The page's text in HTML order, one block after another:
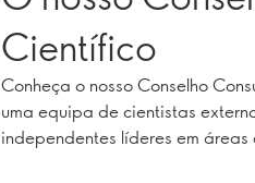
Científico
Conheça o nosso Conselho
uma equipa de cientistas
independentes líderes em